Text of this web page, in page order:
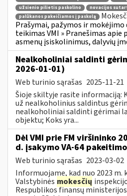
užsienio pilietis paskolino
novacijos
palūkanos pakeičiamos į paskolą
Prašymai, pažymos ir mokėjimo
teikimas VMI » Pranešimas
asmenų įsiskolinimus, dalyvių
Nealkoholiniai saldinti
2026-01-01)
Web turinio sąrašas 2025-11-21
Šioje skiltyje rasite informaciją:
už nealkoholinius saldintus
nealkoholiniai saldinti gėrimai
objektu; Koks yra...
Dėl VMI prie FM viršininko
d. įsakymo VA-64 pakeitimo
Web turinio sąrašas 2023-03-02
Informuojame, kad nuo 2023 m.
Valstybinės mokesčių
Respublikos finansų